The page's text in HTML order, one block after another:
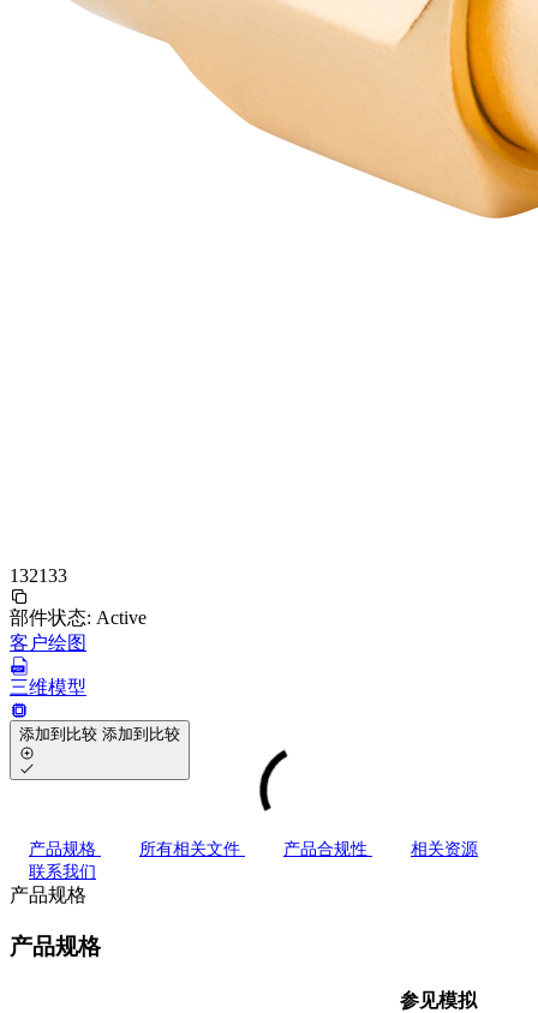
132133
部件状态: Active
客户绘图
三维模型
添加到比较 添加到比较
产品规格 所有相关文件 产品合规性
相关资源
联系我们
产品规格
产品规格
参见模拟